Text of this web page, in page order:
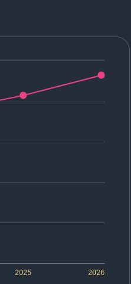
2025 2026